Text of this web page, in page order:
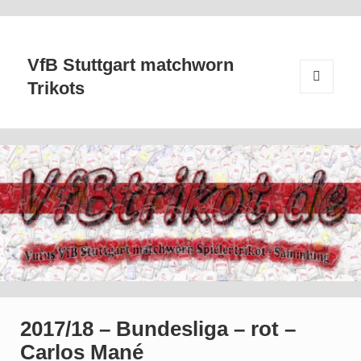
VfB Stuttgart matchworn
Trikots
2017/18 – Bundesliga – rot –
Carlos Mané